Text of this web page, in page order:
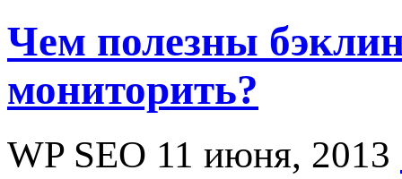
Чем полезны
мониторить?
WP SEO 11 июня, 2013